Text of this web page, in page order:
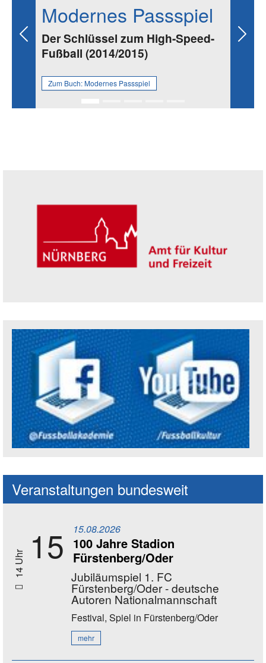
Modernes Passspiel
Der Schlüssel zum High-Speed-
Fußball (2014/2015)
Zum Buch:Modernes Passspiel
Previous Next
Veranstaltungen bundesweit
14 Uhr 15 15.08.2026
100 Jahre Stadion
Fürstenberg/Oder
Jubiläumspiel 1. FC
Fürstenberg/Oder - deutsche
Autoren Nationalmannschaft
Festival, Spiel in Fürstenberg/Oder
mehr